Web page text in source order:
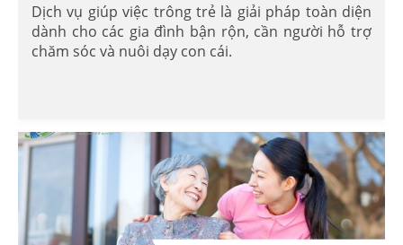
Dịch vụ giúp việc trông trẻ là giải pháp toàn diện
dành cho các gia đình bận rộn, cần người hỗ trợ
chăm sóc và nuôi dạy con cái.